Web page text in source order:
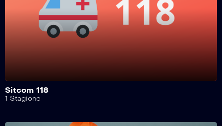
Motori A 360 Gradi – 48^ Puntata
Motori A 360 Gradi – 46^ Puntata
Sitcom 118
1 Stagione